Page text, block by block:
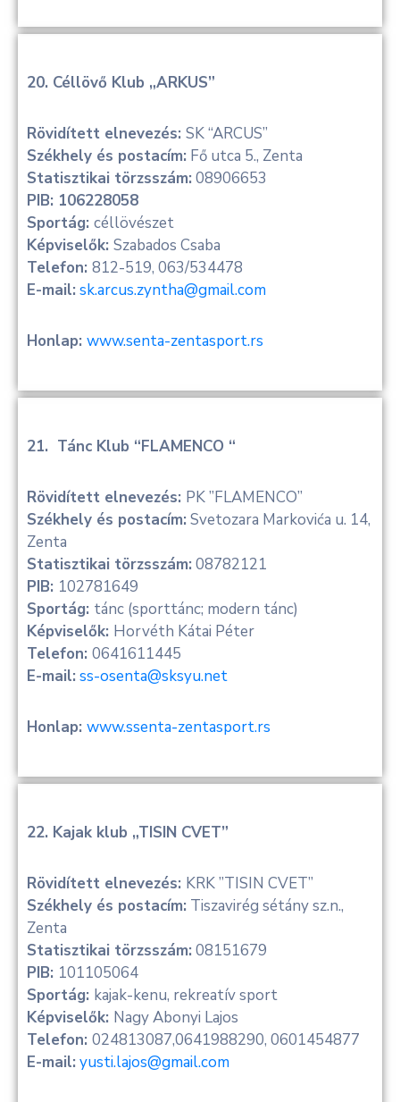
20. Céllövő Klub „ARKUS”
Rövidített elnevezés: SK “ARCUS”
Székhely és postacím: Fő utca 5., Zenta
Statisztikai törzsszám: 08906653
PIB: 106228058
Sportág: céllövészet
Képviselők: Szabados Csaba
Telefon: 812-519, 063/534478
E-mail: sk.arcus.zyntha@gmail.com
Honlap: www.senta-zentasport.rs
21. Tánc Klub “FLAMENCO “
Rövidített elnevezés: PK ”FLAMENCO”
Székhely és postacím: Svetozara Markovića u. 14,
Zenta
Statisztikai törzsszám: 08782121
PIB: 102781649
Sportág: tánc (sporttánc; modern tánc)
Képviselők: Horvéth Kátai Péter
Telefon: 0641611445
E-mail: ss-osenta@sksyu.net
Honlap: www.ssenta-zentasport.rs
22. Kajak klub „TISIN CVET”
Rövidített elnevezés: KRK ”TISIN CVET”
Székhely és postacím: Tiszavirég sétány sz.n.,
Zenta
Statisztikai törzsszám: 08151679
PIB: 101105064
Sportág: kajak-kenu, rekreatív sport
Képviselők: Nagy Abonyi Lajos
Telefon: 024813087,0641988290, 0601454877
E-mail: yusti.lajos@gmail.com